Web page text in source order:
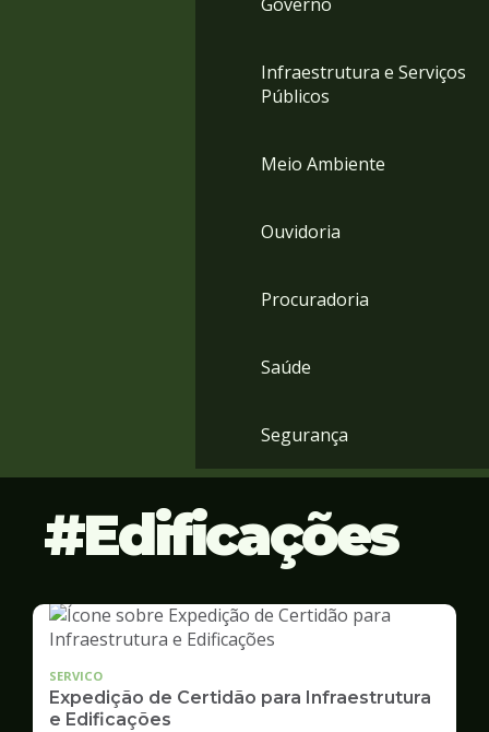
Infraestrutura e Serviços
Públicos
Meio Ambiente
Ouvidoria
Procuradoria
Saúde
Segurança
Edificações
SERVICO
Expedição de Certidão para Infraestrutura
e Edificações